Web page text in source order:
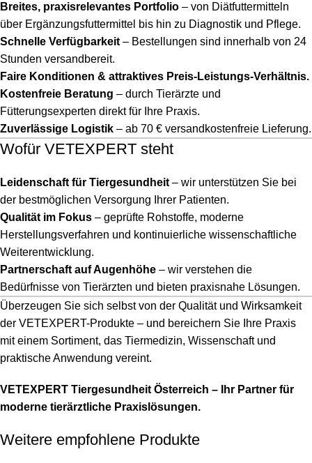
Breites, praxisrelevantes Portfolio – von Diätfuttermitteln
über Ergänzungsfuttermittel bis hin zu Diagnostik und Pflege.
Schnelle Verfügbarkeit – Bestellungen sind innerhalb von 24
Stunden versandbereit.
Faire Konditionen & attraktives Preis-Leistungs-Verhältnis.
Kostenfreie Beratung – durch Tierärzte und
Fütterungsexperten direkt für Ihre Praxis.
Zuverlässige Logistik – ab 70 € versandkostenfreie Lieferung.
Wofür VETEXPERT steht
Leidenschaft für Tiergesundheit – wir unterstützen Sie bei
der bestmöglichen Versorgung Ihrer Patienten.
Qualität im Fokus – geprüfte Rohstoffe, moderne
Herstellungsverfahren und kontinuierliche wissenschaftliche
Weiterentwicklung.
Partnerschaft auf Augenhöhe – wir verstehen die
Bedürfnisse von Tierärzten und bieten praxisnahe Lösungen.
Überzeugen Sie sich selbst von der Qualität und Wirksamkeit
der VETEXPERT-Produkte – und bereichern Sie Ihre Praxis
mit einem Sortiment, das Tiermedizin, Wissenschaft und
praktische Anwendung vereint.
VETEXPERT Tiergesundheit Österreich – Ihr Partner für
moderne tierärztliche Praxislösungen.
Weitere empfohlene Produkte